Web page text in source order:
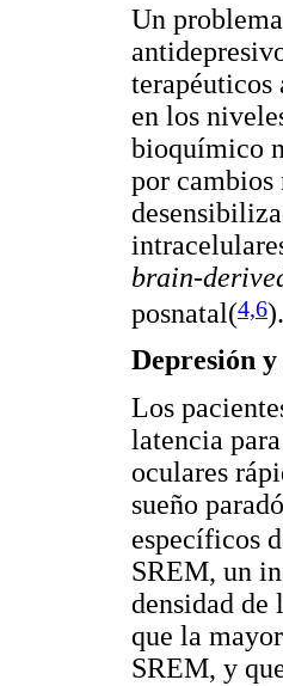
Un
terapéuticos
en los
bioquímico
por cambios
brain-
posnatal(4,6).
Depresión
Los
latencia
oculares
sueño
específicos
SREM, un
densidad de
que la
SREM, y